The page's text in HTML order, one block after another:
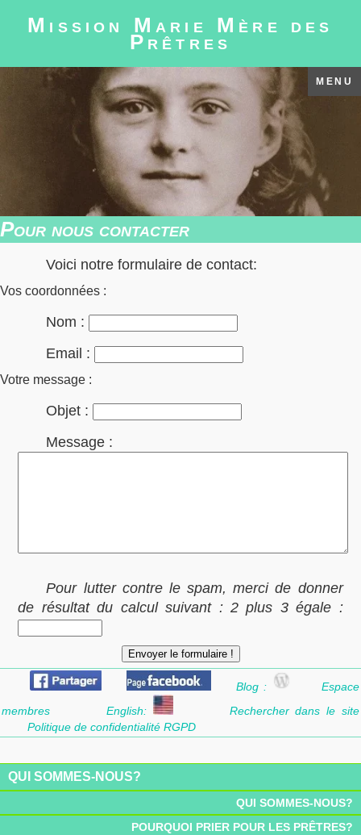
Mission Marie Mère des
Prêtres
MENU
Pour nous contacter
Voici notre formulaire de contact:
Vos coordonnées :
Nom :
Email :
Votre message :
Objet :
Message :
Pour lutter contre le spam, merci de donner
de résultat du calcul suivant : 2 plus 3 égale :
Blog :
Espace
membres
English:
Rechercher dans le site
Politique de confidentialité RGPD
QUI SOMMES-NOUS?
QUI SOMMES-NOUS?
POURQUOI PRIER POUR LES PRÊTRES?